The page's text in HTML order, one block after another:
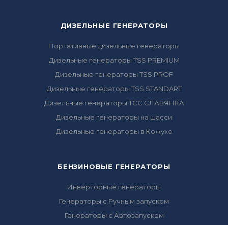
ДИЗЕЛЬНЫЕ ГЕНЕРАТОРЫ
Портативные дизельные генераторы
Дизельные генераторы TSS PREMIUM
Дизельные генераторы TSS PROF
Дизельные генераторы TSS STANDART
Дизельные генераторы ТСС СЛАВЯНКА
Дизельные генераторы на шасси
Дизельные генераторы в Кожухе
БЕНЗИНОВЫЕ ГЕНЕРАТОРЫ
Инверторные генераторы
Генераторы с Ручным запуском
Генераторы с Автозапуском